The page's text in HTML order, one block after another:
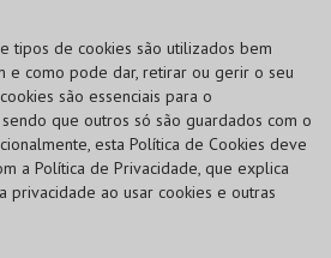
tipos de cookies são utilizados bem
e como pode dar, retirar ou gerir o seu
são essenciais para o
que outros só são guardados com o
esta Política de Cookies deve
a Política de Privacidade, que explica
privacidade ao usar cookies e outras